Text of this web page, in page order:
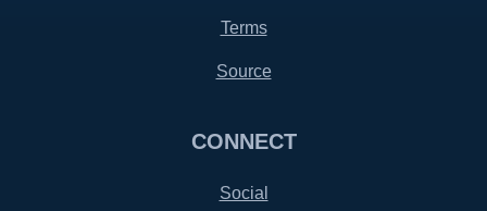
Terms
Source
CONNECT
Social